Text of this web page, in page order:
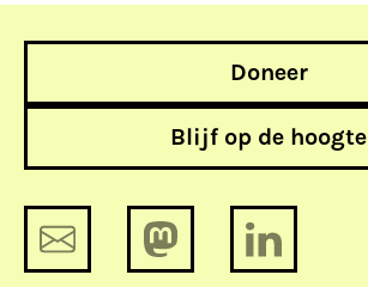
Doneer
Blijf op de hoogte